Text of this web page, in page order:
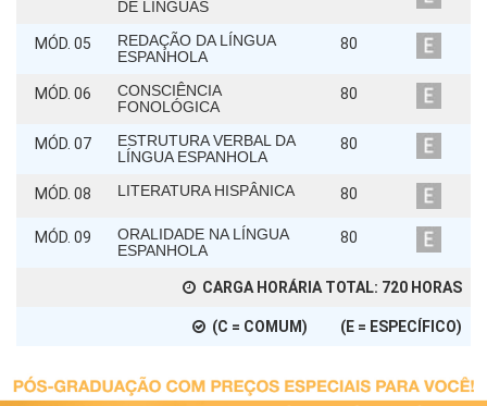
DE LÍNGUAS
MÓD. 05
REDAÇÃO DA LÍNGUA
ESPANHOLA
80
MÓD. 06
CONSCIÊNCIA
FONOLÓGICA
80
MÓD. 07
ESTRUTURA VERBAL DA
LÍNGUA ESPANHOLA
80
MÓD. 08 LITERATURA HISPÂNICA 80
MÓD. 09
ORALIDADE NA LÍNGUA
ESPANHOLA
80
CARGA HORÁRIA TOTAL: 720 HORAS
(C = COMUM) (E = ESPECÍFICO)